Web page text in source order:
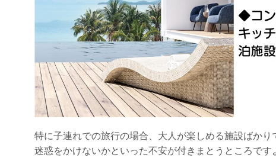
特に子連れでの旅行の場合、大人が楽しめる施設ばか
迷惑をかけないかといった不安が付きまとうところです